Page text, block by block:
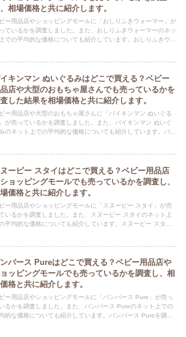
相場価格と共に紹介します。
ー用品店やショッピングモールに「おしりふきウォーマー」が
ているかを調査しました。また、おしりふきウォーマーのネッ
上での平均的な価格についても紹介しています。おしりふきウォ
キンマン ぬいぐるみはどこで買える？ベビー
店や大型のおもちゃ屋さんでも売っているかを
した結果を相場価格と共に紹介します。
ー用品店や大型のおもちゃ屋さんに「バイキンマン ぬいぐる
が売っているかを調査しました。また、バイキンマン ぬいぐ
のネット上での平均的な価格についても紹介しています。バイ
ーピー スタイはどこで買える？ベビー用品店
ョッピングモールでも売っているかを調査し、
価格と共に紹介します。
ー用品店やショッピングモールに「スヌーピー スタイ」が売
いるかを調査しました。また、スヌーピー スタイのネット上
平均的な価格についても紹介しています。スヌーピー スタイ
パース Pureはどこで買える？ベビー用品店や
ッピングモールでも売っているかを調査し、相
格と共に紹介します。
ー用品店やショッピングモールに「パンパース Pure」が売っ
るかを調査しました。また、パンパース Pureのネット上での
的な価格についても紹介しています。パンパース Pureを購入